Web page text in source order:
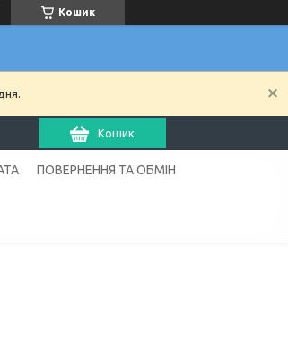
Кошик
Кошик
ПОВЕРНЕННЯ ТА ОБМІН